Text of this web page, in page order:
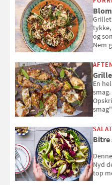
og
Nem
En
Bitre
Nyd
top